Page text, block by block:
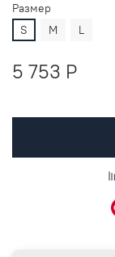
Размер
S
M L
5 753 P